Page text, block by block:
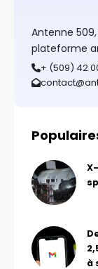
Antenne
plateforme
+ (509) 42 00
à